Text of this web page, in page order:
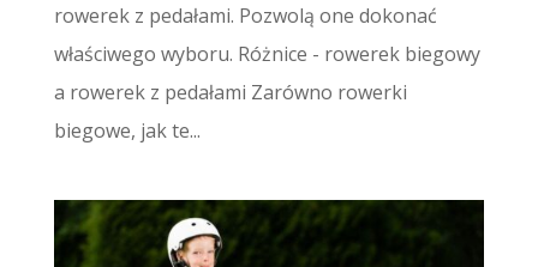
rowerek z pedałami. Pozwolą one dokonać
właściwego wyboru. Różnice - rowerek biegowy
a rowerek z pedałami Zarówno rowerki
biegowe, jak te...